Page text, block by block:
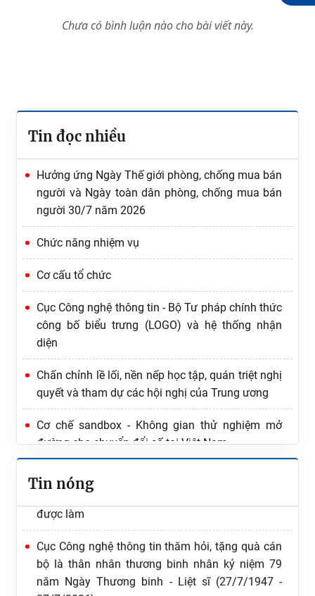
Chưa có bình luận nào cho bài viết này.
Tin đọc nhiều
Hưởng ứng Ngày Thế giới phòng, chống mua bán
người và Ngày toàn dân phòng, chống mua bán
người 30/7 năm 2026
Chức năng nhiệm vụ
Cơ cấu tổ chức
Cục Công nghệ thông tin - Bộ Tư pháp chính thức
công bố biểu trưng (LOGO) và hệ thống nhận
diện
Chấn chỉnh lề lối, nền nếp học tập, quán triệt nghị
quyết và tham dự các hội nghị của Trung ương
Cơ chế sandbox - Không gian thử nghiệm mở
đường cho chuyển đổi số tại Việt Nam
Tin nóng
Ứng dụng AI phục vụ việc xây dựng và tổ chức thi
hành pháp luật
được làm
Cục Công nghệ thông tin thăm hỏi, tặng quà cán
năm Ngày Thương binh - Liệt sĩ (27/7/1947 -
27/7/2026)